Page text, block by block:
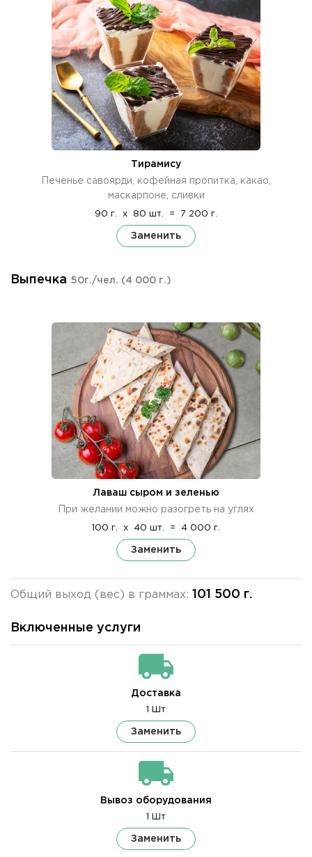
Тирамису
Печенье савоярди, кофейная пропитка, какао,
маскарпоне, сливки
90 г. x 80 шт. = 7 200 г.
Заменить
Выпечка 50г./чел. (4 000 г.)
Лаваш сыром и зеленью
При желании можно разогреть на углях
100 г. x 40 шт. = 4 000 г.
Заменить
Общий выход (вес) в граммах: 101 500 г.
Включенные услуги
Доставка
1 Шт
Заменить
Вывоз оборудования
1 Шт
Заменить